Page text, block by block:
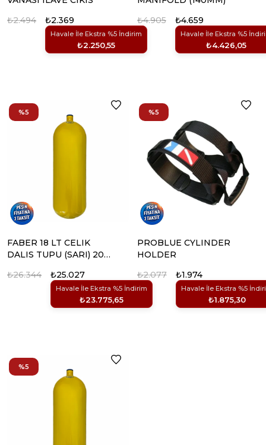
₺2.369
Havale İle Ekstra %5 İndirim
₺2.250,55
₺2.494
₺4.659
Havale İle Ekstra %5
₺4.426,05
₺4.905
FABER 18 LT CELIK
DALIS TUPU (SARI) 200
₺25.027
Havale İle Ekstra %5 İndirim
₺23.775,65
₺26.344
%5
PROBLUE CYLINDER
HOLDER
₺1.974
Havale İle Ekstra %5
₺1.875,30
₺2.077
%5
%5